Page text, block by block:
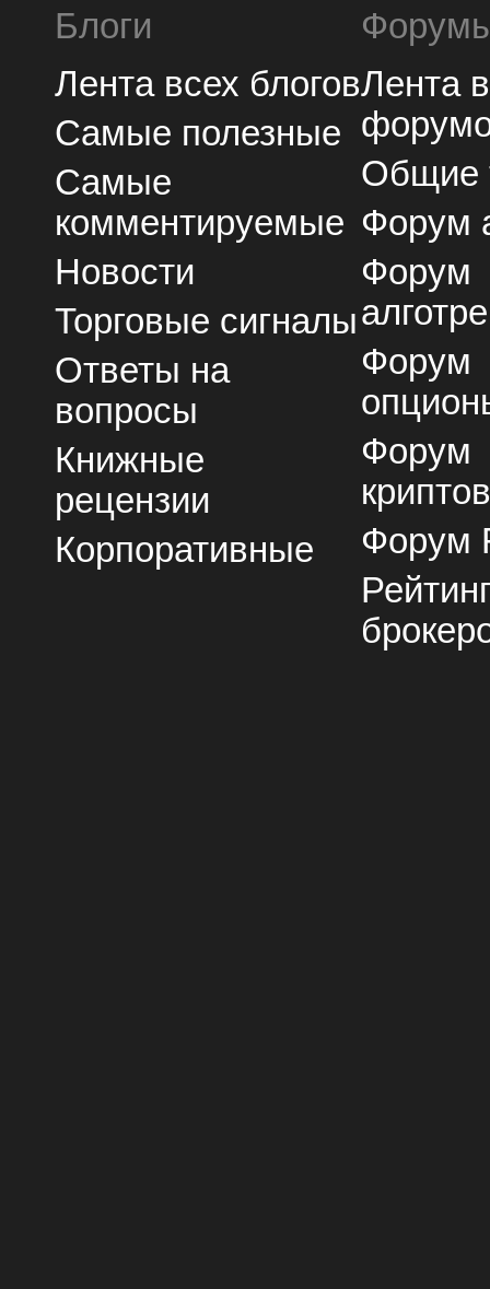
Блоги
Лента всех блогов
Самые полезные
Самые
комментируемые
Новости
Торговые сигналы
Ответы на
вопросы
Книжные
рецензии
Корпоративные
Лента
Общие
Форум
Форум
Форум
Форум
Форум